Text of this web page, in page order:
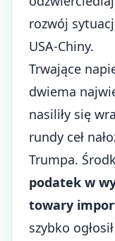
rozwój
USA-Chiny.
Trwające
dwiema
nasiliły się
rundy ceł
Trumpa.
podatek w
towary
szybko